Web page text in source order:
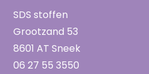
SDS stoffen
Grootzand 53
8601 AT Sneek
06 27 55 3550